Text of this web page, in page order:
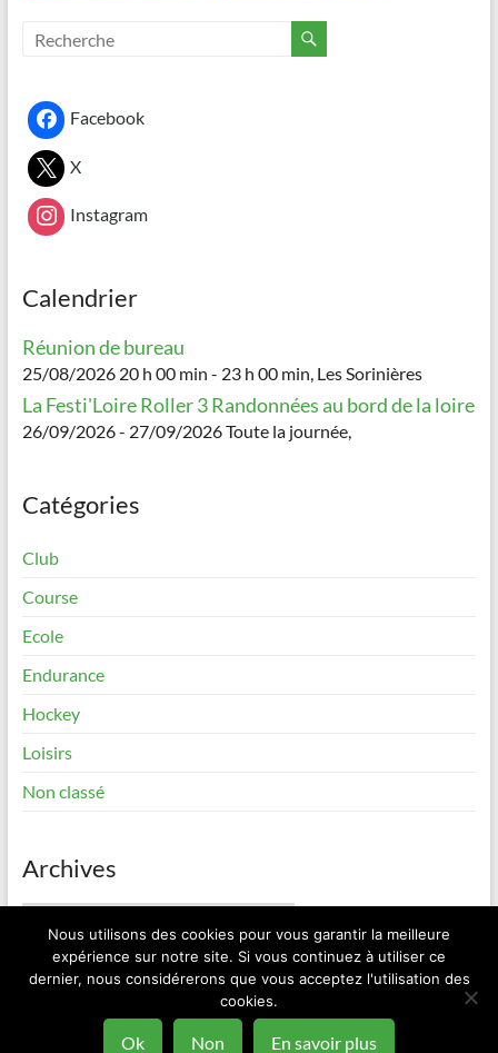
Facebook
X
Instagram
Calendrier
Réunion de bureau
25/08/2026 20 h 00 min - 23 h 00 min, Les Sorinières
La Festi'Loire Roller 3 Randonnées au bord de la loire
26/09/2026 - 27/09/2026 Toute la journée,
Catégories
Club
Course
Ecole
Endurance
Hockey
Loisirs
Non classé
Archives
Archives
Elan Roller Sorinières. All rights reserved. Theme
Spacious
by ThemeGrill. Powered by:
Nous utilisons des cookies pour vous garantir la meilleure
expérience sur notre site. Si vous continuez à utiliser ce
dernier, nous considérerons que vous acceptez l'utilisation des
cookies.
Ok Non En savoir plus